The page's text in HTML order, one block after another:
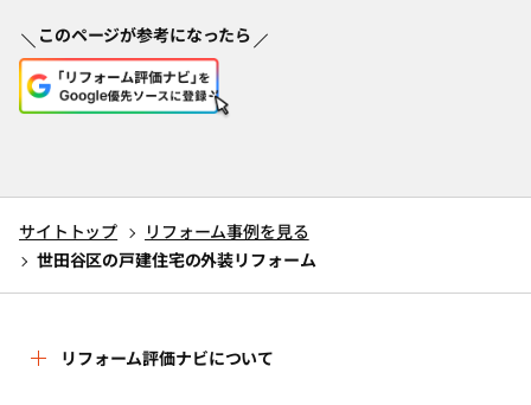
このページが参考になったら
サイトトップ
リフォーム事例を見る
世田谷区の戸建住宅の外装リフォーム
リフォーム評価ナビについて